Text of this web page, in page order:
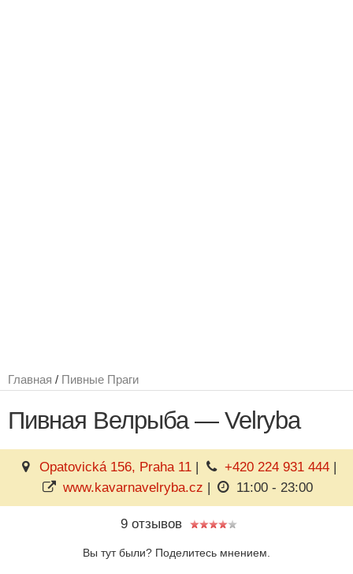
Главная / Пивные Праги
Пивная Велрыба — Velryba
Opatovická 156, Praha 11| +420 224 931 444 |
www.kavarnavelryba.cz | 11:00 - 23:00
9 отзывов
Вы тут были? Поделитесь мнением.